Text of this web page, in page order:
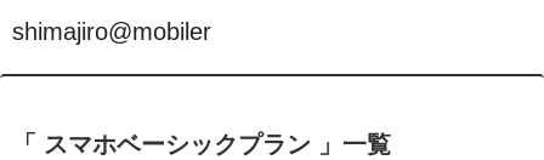
shimajiro@mobiler
「 スマホベーシックプラン 」一覧